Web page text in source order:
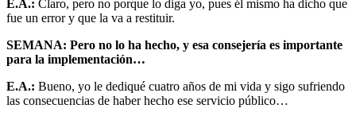
E.A.: Claro, pero no porque lo diga yo, pues él mismo ha dicho que
fue un error y que la va a restituir.
SEMANA: Pero no lo ha hecho, y esa consejería es importante
para la implementación…
E.A.: Bueno, yo le dediqué cuatro años de mi vida y sigo sufriendo
las consecuencias de haber hecho ese servicio público…